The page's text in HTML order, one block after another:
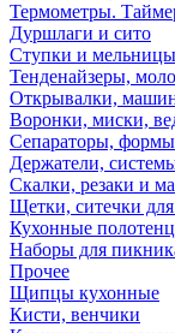
Термометры.
Дуршлаги и сито
Ступки и мельницы
Тенденайзеры,
Открывалки,
Воронки, миски,
Сепараторы,
Держатели,
Скалки, резаки и
Щетки, ситечки
Кухонные
Наборы для
Прочее
Щипцы кухонные
Кисти, венчики